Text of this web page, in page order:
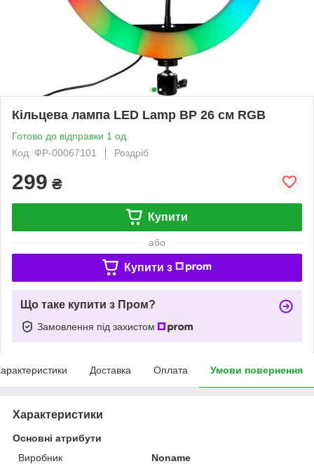
Кільцева лампа LED Lamp BP 26 см RGB
Готово до відправки 1 од.
Код: ФР-00067101
Роздріб
299 ₴
Купити
або
Купити з
Що таке купити з Пром?
Замовлення під захистом
Доставка Оплата Умови повернення
Характеристики
Основні атрибути
Виробник
Noname